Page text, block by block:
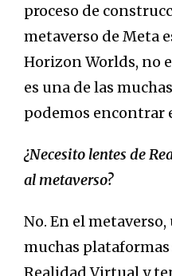
proceso de
metaverso de Meta
Horizon Worlds, no
es una de las
podemos encontrar
¿Necesito lentes de
al metaverso?
No. En el
muchas
Realidad Virtual y